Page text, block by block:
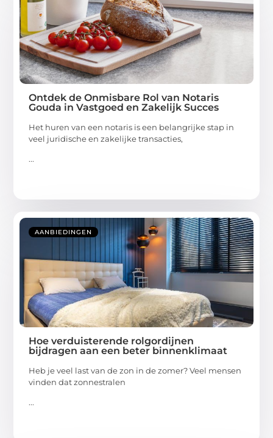
Ontdek de Onmisbare Rol van Notaris
Gouda in Vastgoed en Zakelijk Succes
Het huren van een notaris is een belangrijke stap in
veel juridische en zakelijke transacties,
...
AANBIEDINGEN
Hoe verduisterende rolgordijnen
bijdragen aan een beter binnenklimaat
Heb je veel last van de zon in de zomer? Veel mensen
vinden dat zonnestralen
...